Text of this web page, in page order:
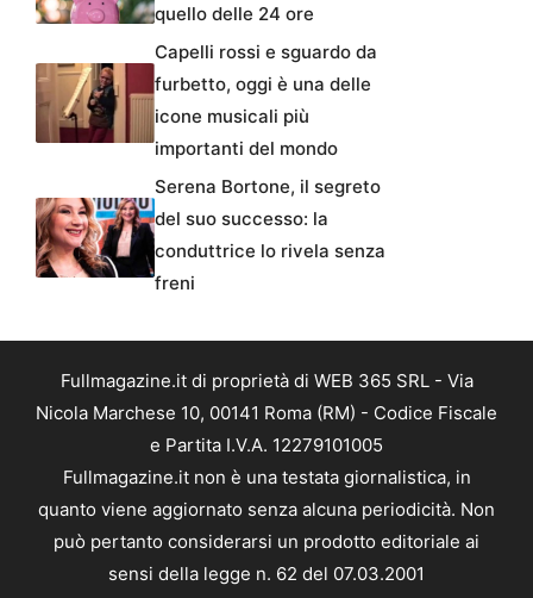
quello delle 24 ore
Capelli rossi e sguardo da
furbetto, oggi è una delle
icone musicali più
importanti del mondo
Serena Bortone, il segreto
del suo successo: la
conduttrice lo rivela senza
freni
Fullmagazine.it di proprietà di WEB 365 SRL - Via
Nicola Marchese 10, 00141 Roma (RM) - Codice Fiscale
e Partita I.V.A. 12279101005
Fullmagazine.it non è una testata giornalistica, in
quanto viene aggiornato senza alcuna periodicità. Non
può pertanto considerarsi un prodotto editoriale ai
sensi della legge n. 62 del 07.03.2001